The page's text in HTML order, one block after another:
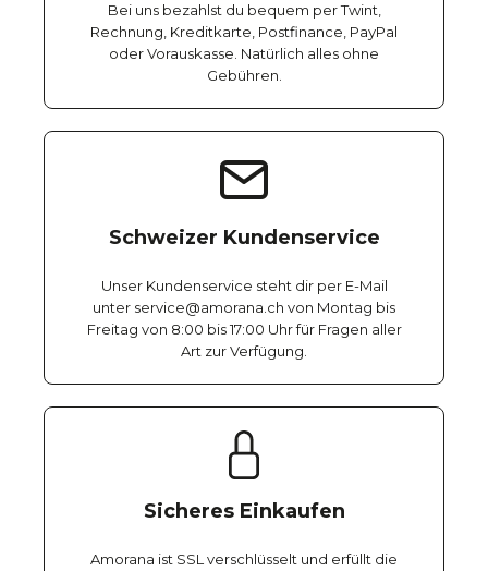
Bei uns bezahlst du bequem per Twint,
Rechnung, Kreditkarte, Postfinance, PayPal
oder Vorauskasse. Natürlich alles ohne
Gebühren.
Schweizer Kundenservice
Unser Kundenservice steht dir per E-Mail
unter service@amorana.ch von Montag bis
Freitag von 8:00 bis 17:00 Uhr für Fragen aller
Art zur Verfügung.
Sicheres Einkaufen
Amorana ist SSL verschlüsselt und erfüllt die